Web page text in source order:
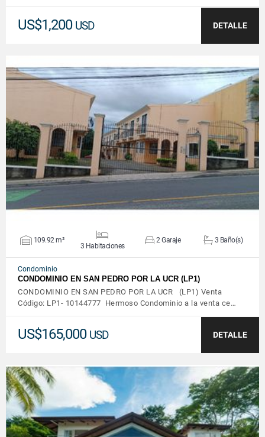
US$1,200 USD DETALLE
VER DETALLES
109.92 m²
3 Habitaciones
2 Garaje 3 Baño(s)
Condominio
CONDOMINIO EN SAN PEDRO POR LA UCR (LP1)
CONDOMINIO EN SAN PEDRO POR LA UCR (LP1) Venta
Código: LP1- 10144777 Hermoso Condominio a la venta ce…
US$165,000 USD DETALLE